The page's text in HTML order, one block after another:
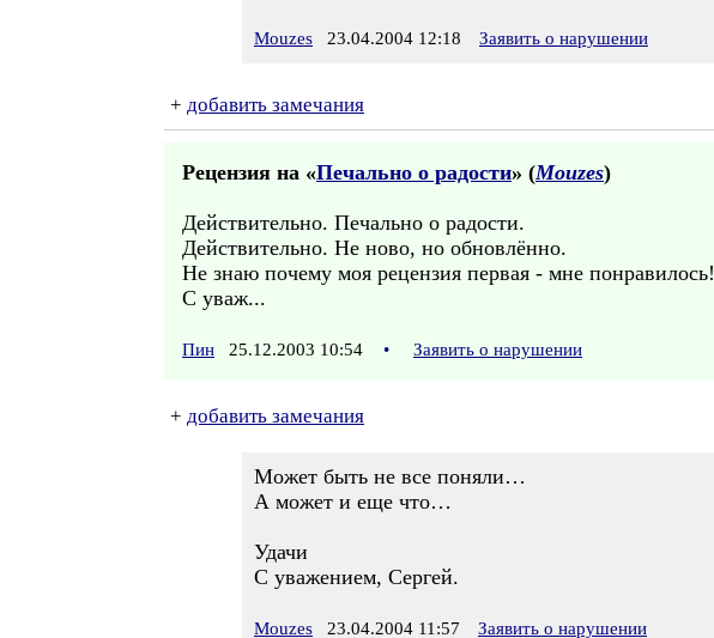
Mouzes 23.04.2004 12:18 Заявить о нарушении
+ добавить замечания
Рецензия на «Печально о радости» (Mouzes)
Действительно. Печально о радости.
Действительно. Не ново, но обновлённо.
Не знаю почему моя рецензия первая - мне понравилось!
С уваж...
Пин 25.12.2003 10:54 • Заявить о нарушении
+ добавить замечания
Может быть не все поняли…
А может и еще что…
Удачи
С уважением, Сергей.
Mouzes 23.04.2004 11:57 Заявить о нарушении